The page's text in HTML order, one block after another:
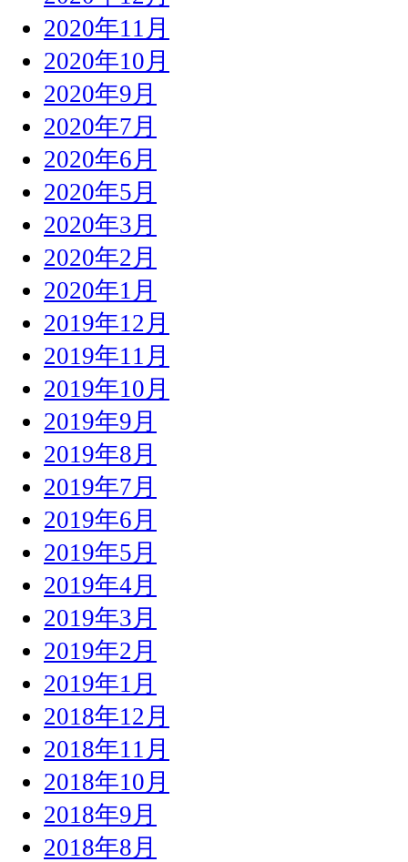
2020年11月
2020年10月
2020年9月
2020年7月
2020年6月
2020年5月
2020年3月
2020年2月
2020年1月
2019年12月
2019年11月
2019年10月
2019年9月
2019年8月
2019年7月
2019年6月
2019年5月
2019年4月
2019年3月
2019年2月
2019年1月
2018年12月
2018年11月
2018年10月
2018年9月
2018年8月